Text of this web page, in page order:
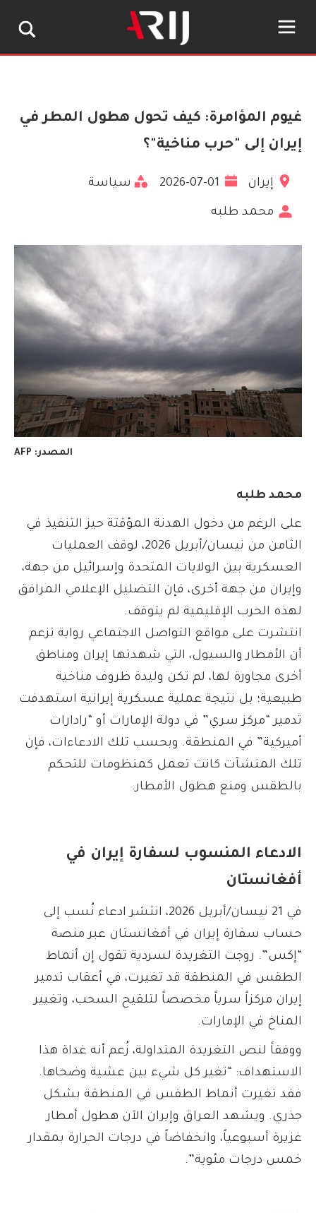
غيوم المؤامرة: كيف تحول هطول المطر في
إيران إلى "حرب مناخية"؟
إيران 2026-07-01 سياسة
محمد طلبه
المصدر: AFP
محمد طلبه
على الرغم من دخول الهدنة المؤقتة حيز التنفيذ في
الثامن من نيسان/أبريل 2026، لوقف العمليات
العسكرية بين الولايات المتحدة وإسرائيل من جهة،
وإيران من جهة أخرى، فإن التضليل الإعلامي المرافق
لهذه الحرب الإقليمية لم يتوقف.
انتشرت على مواقع التواصل الاجتماعي رواية تزعم
أن الأمطار والسيول، التي شهدتها إيران ومناطق
أخرى مجاورة لها، لم تكن وليدة ظروف مناخية
طبيعية؛ بل نتيجة عملية عسكرية إيرانية استهدفت
تدمير “مركز سري” في دولة الإمارات أو “رادارات
أميركية” في المنطقة. وبحسب تلك الادعاءات، فإن
تلك المنشآت كانت تعمل كمنظومات للتحكم
بالطقس ومنع هطول الأمطار.
الادعاء المنسوب لسفارة إيران في
أفغانستان
في 21 نيسان/أبريل 2026، انتشر ادعاء نُسب إلى
حساب سفارة إيران في أفغانستان عبر منصة
“إكس”. روجت التغريدة لسردية تقول إن أنماط
الطقس في المنطقة قد تغيرت، في أعقاب تدمير
إيران مركزاً سرياً مخصصاً لتلقيح السحب، وتغيير
المناخ في الإمارات.
ووفقاً لنص التغريدة المتداولة، زُعم أنه غداة هذا
الاستهداف: “تغير كل شيء بين عشية وضحاها.
فقد تغيرت أنماط الطقس في المنطقة بشكل
جذري. ويشهد العراق وإيران الآن هطول أمطار
غزيرة أسبوعياً، وانخفاضاً في درجات الحرارة بمقدار
خمس درجات مئوية”.